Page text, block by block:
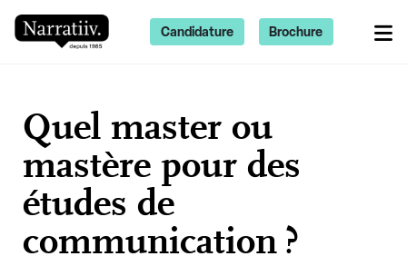
Quel master ou
mastère pour des
études de
communication ?
Candidature Brochure